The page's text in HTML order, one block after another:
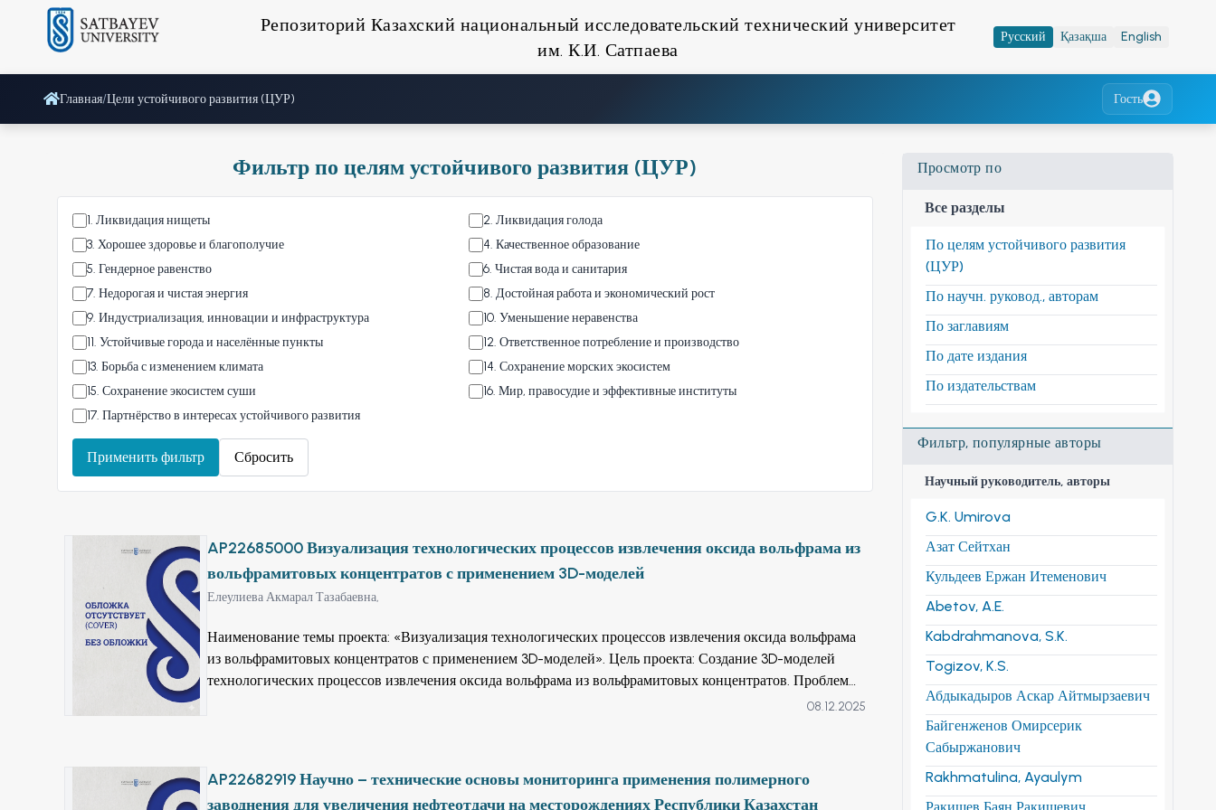
Репозиторий Казахский национальный исследовательский технический университет
им. К.И. Сатпаева
Русский Қазақша English
Главная/Цели устойчивого развития (ЦУР) Гость
Фильтр по целям устойчивого развития (ЦУР)
1. Ликвидация нищеты 2. Ликвидация голода
3. Хорошее здоровье и благополучие 4. Качественное образование
5. Гендерное равенство 6. Чистая вода и санитария
7. Недорогая и чистая энергия 8. Достойная работа и экономический рост
9. Индустриализация, инновации и инфраструктура 10. Уменьшение неравенства
11. Устойчивые города и населённые пункты 12. Ответственное потребление и производство
13. Борьба с изменением климата 14. Сохранение морских экосистем
15. Сохранение экосистем суши 16. Мир, правосудие и эффективные институты
17. Партнёрство в интересах устойчивого развития
Применить фильтр Сбросить
AP22685000 Визуализация технологических процессов извлечения оксида вольфрама из
вольфрамитовых концентратов с применением 3D-моделей
Елеулиева Акмарал Тазабаевна,
Наименование темы проекта: «Визуализация технологических процессов извлечения оксида вольфрама
из вольфрамитовых концентратов с применением 3D-моделей». Цель проекта: Создание 3D-моделей
технологических процессов извлечения оксида вольфрама из вольфрамитовых концентратов. Проблемы,
составляет менее 0,3%, необходимо проводить предварительное обогащение руды на месторождении.
08.12.2025
AP22682919 Научно – технические основы мониторинга применения полимерного
заводнения для увеличения нефтеотдачи на месторождениях Республики Казахстан
Просмотр по
Все разделы
По целям устойчивого развития
(ЦУР)
По научн. руковод., авторам
По заглавиям
По дате издания
По издательствам
Фильтр, популярные авторы
Научный руководитель, авторы
G.K. Umirova
Азат Сейтхан
Кульдеев Ержан Итеменович
Abetov, A.E.
Kabdrahmanova, S.K.
Togizov, K.S.
Абдыкадыров Аскар Айтмырзаевич
Байгенженов Омирсерик
Сабыржанович
Rakhmatulina, Ayaulym